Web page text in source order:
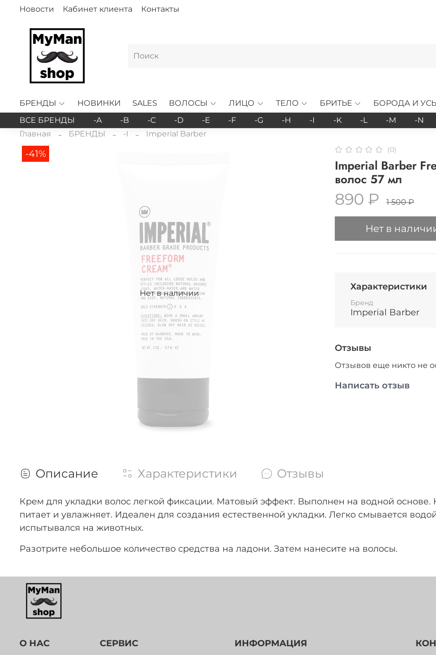
Новости Кабинет клиента Контакты
БРЕНДЫ НОВИНКИ SALES ВОЛОСЫ ЛИЦО ТЕЛО БРИТЬЕ БОРОДА И
ВСЕ БРЕНДЫ
-A -B -C -D -E -F -G -H -I -K -L -M -N
Главная
БРЕНДЫ -I Imperial Barber
Нет в наличии
-41% (0)
Imperial Barber
волос 57 мл
890 ₽ 1 500 ₽
Нет в
Характеристики
Бренд
Imperial Barber
Отзывы
Отзывов еще никто не
Написать отзыв
Описание Характеристики Отзывы
Крем для укладки волос легкой фиксации. Матовый эффект. Выполнен на водной основе.
питает и увлажняет. Идеален для создания естественной укладки. Легко смывается
испытывался на животных.
Разотрите небольшое количество средства на ладони. Затем нанесите на волосы.
О НАС СЕРВИС ИНФОРМАЦИЯ